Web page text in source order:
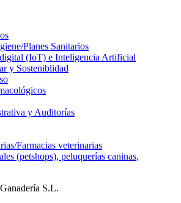
Planes Sanitarios
(IoT) e Inteligencia Artificial
y Sosteniblidad
y Auditorías
Farmacias veterinarias
(petshops), peluquerías caninas,
S.L.